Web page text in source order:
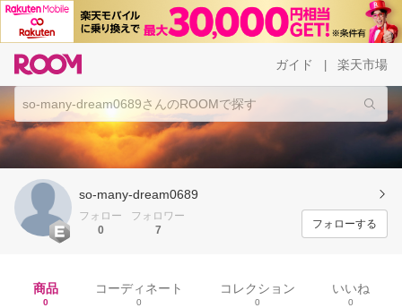
ガイド 楽天市場
so-many-dream0689
フォロー
0
フォロワー
7
フォローする
商品
0
コーディネート
0
コレクション
0
いいね
0